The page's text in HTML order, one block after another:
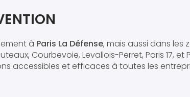
à Paris La Défense, mais aussi dans les
Courbevoie, Levallois-Perret, Paris 17,
accessibles et efficaces à toutes les